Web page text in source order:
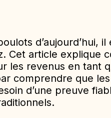
d’aujourd’hui,
Cet article explique
les revenus en tant
comprendre que
d’une preuve